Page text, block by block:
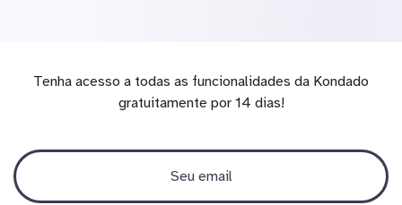
Tenha acesso a todas as funcionalidades da Kondado
gratuitamente por 14 dias!